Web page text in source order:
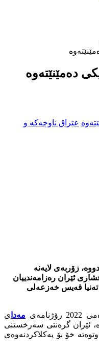
ده‌مێنێته‌وه‌
عێراق ناوچەکە و
زۆربه‌ى لایه‌نه‌
ئێران ره‌زامه‌ندییان
قه‌یس خه‌زعه‌لى
مه‌دا ى
ئێران گره‌نتى سه‌رخستنى
خۆ بۆ یه‌كلاكردنه‌وه‌ى